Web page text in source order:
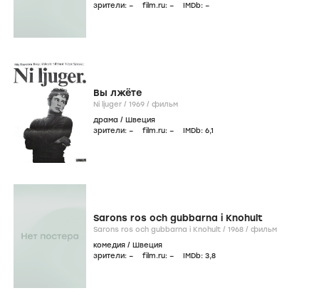
зрители: – film.ru: – IMDb: –
Вы лжёте
Ni ljuger / 1969 / фильм
драма / Швеция
зрители: – film.ru: – IMDb: 6,1
Sarons ros och gubbarna i Knohult
Sarons ros och gubbarna i Knohult / 1968 / фильм
комедия / Швеция
зрители: – film.ru: – IMDb: 3,8